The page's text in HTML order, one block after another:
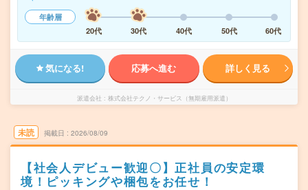
年齢層
20代
30代 40代 50代 60代
気になる! 応募へ進む 詳しく見る
派遣会社 株式会社テクノ・サービス（無期雇用派遣）
未読 掲載日 2026/08/09
【社会人デビュー歓迎〇】正社員の安定環
境！ピッキングや梱包をお任せ！